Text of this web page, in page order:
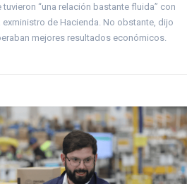
tuvieron “una relación bastante fluida” con
exministro de Hacienda. No obstante, dijo
mejores resultados económicos.